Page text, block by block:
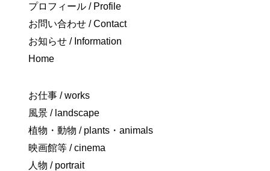
プロフィール / Profile
お問い合わせ / Contact
お知らせ / Information
Home
お仕事 / works
風景 / landscape
植物・動物 / plants・animals
映画館等 / cinema
人物 / portrait